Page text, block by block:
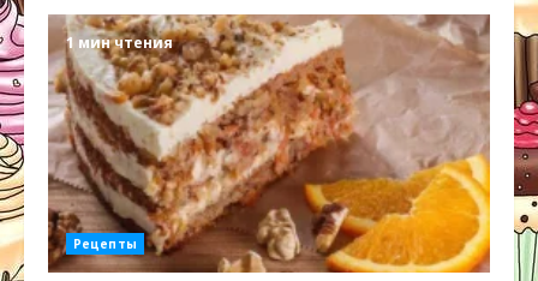
1 мин чтения
Рецепты